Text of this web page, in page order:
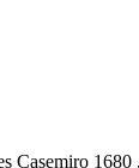
Casemiro 1680